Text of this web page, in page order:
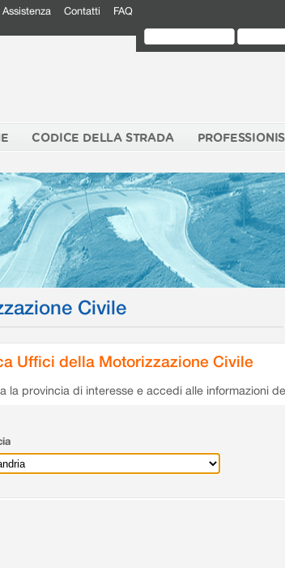
Assistenza Contatti FAQ
CODICE DELLA STRADA
Civile
Uffici della Motorizzazione Civile
la provincia di interesse e accedi alle informazioni